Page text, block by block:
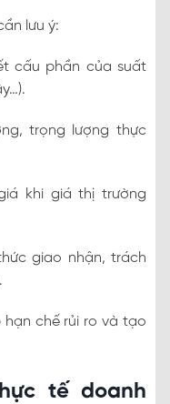
lưu ý:
cấu phần của suất
trọng lượng thực
khi giá thị trường
giao nhận, trách
chế rủi ro và tạo
tế doanh